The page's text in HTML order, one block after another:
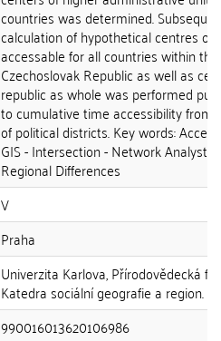
countries was determined.
calculation of hypothetical centres
accessable for all countries within the
Czechoslovak Republic as well as
republic as whole was performed
to cumulative time accessibility from
of political districts. Key words:
GIS - Intersection - Network Analyst -
Regional Differences
V
Praha
Univerzita Karlova, Přírodovědecká
Katedra sociální geografie a region.
990016013620106986